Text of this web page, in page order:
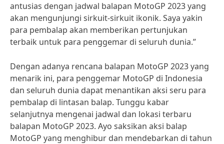
antusias dengan jadwal balapan MotoGP 2023 yang
akan mengunjungi sirkuit-sirkuit ikonik. Saya yakin
para pembalap akan memberikan pertunjukan
terbaik untuk para penggemar di seluruh dunia.”
Dengan adanya rencana balapan MotoGP 2023 yang
menarik ini, para penggemar MotoGP di Indonesia
dan seluruh dunia dapat menantikan aksi seru para
pembalap di lintasan balap. Tunggu kabar
selanjutnya mengenai jadwal dan lokasi terbaru
balapan MotoGP 2023. Ayo saksikan aksi balap
MotoGP yang menghibur dan mendebarkan di tahun